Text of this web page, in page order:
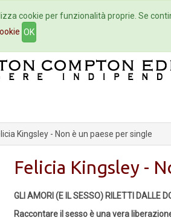
Autori Eventi
Kingsley - Non è un paese per single
Felicia Kingsley -
GLI AMORI (E IL SESSO) RILETTI DALLE
Raccontare il sesso è una vera
cookie per funzionalità proprie. Se
OK